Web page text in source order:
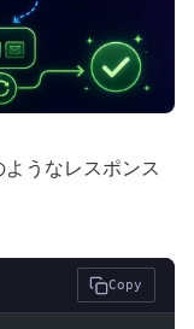
うなレスポンス
Copy